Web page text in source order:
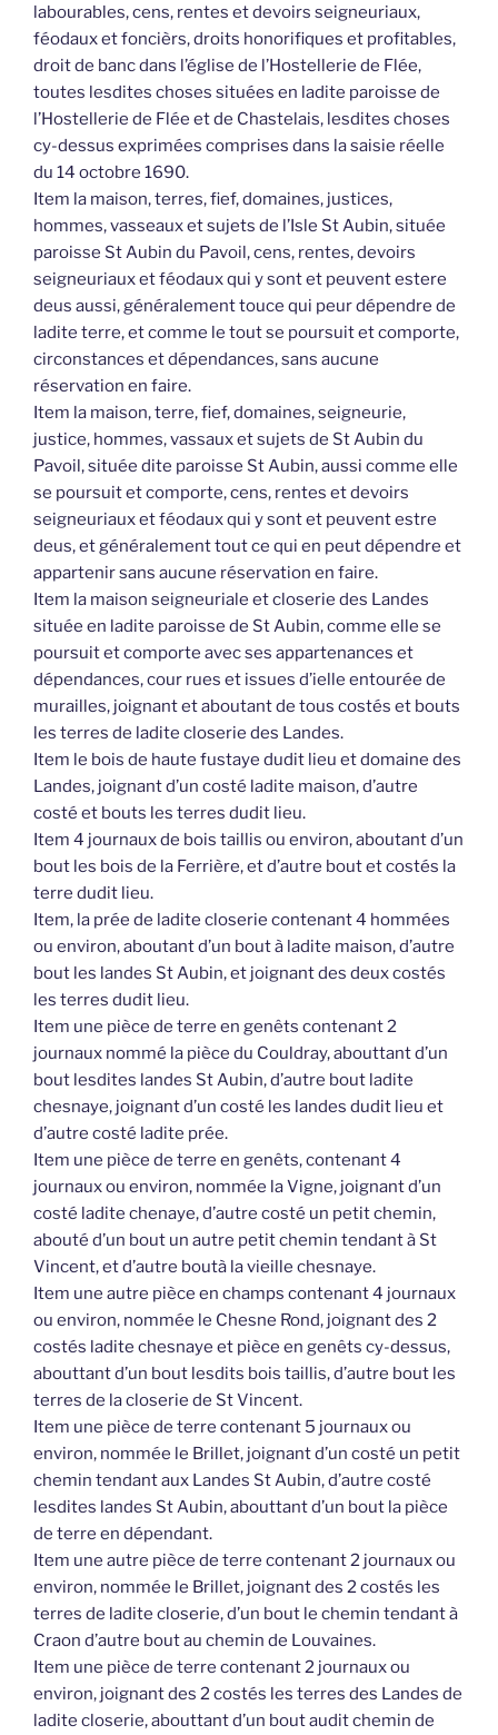
labourables, cens, rentes et devoirs seigneuriaux,
féodaux et foncièrs, droits honorifiques et profitables,
droit de banc dans l’église de l’Hostellerie de Flée,
toutes lesdites choses situées en ladite paroisse de
l’Hostellerie de Flée et de Chastelais, lesdites choses
cy-dessus exprimées comprises dans la saisie réelle
du 14 octobre 1690.
Item la maison, terres, fief, domaines, justices,
hommes, vasseaux et sujets de l’Isle St Aubin, située
paroisse St Aubin du Pavoil, cens, rentes, devoirs
seigneuriaux et féodaux qui y sont et peuvent estere
deus aussi, généralement touce qui peur dépendre de
ladite terre, et comme le tout se poursuit et comporte,
circonstances et dépendances, sans aucune
réservation en faire.
Item la maison, terre, fief, domaines, seigneurie,
justice, hommes, vassaux et sujets de St Aubin du
Pavoil, située dite paroisse St Aubin, aussi comme elle
se poursuit et comporte, cens, rentes et devoirs
seigneuriaux et féodaux qui y sont et peuvent estre
deus, et généralement tout ce qui en peut dépendre et
appartenir sans aucune réservation en faire.
Item la maison seigneuriale et closerie des Landes
située en ladite paroisse de St Aubin, comme elle se
poursuit et comporte avec ses appartenances et
dépendances, cour rues et issues d’ielle entourée de
murailles, joignant et aboutant de tous costés et bouts
les terres de ladite closerie des Landes.
Item le bois de haute fustaye dudit lieu et domaine des
Landes, joignant d’un costé ladite maison, d’autre
costé et bouts les terres dudit lieu.
Item 4 journaux de bois taillis ou environ, aboutant d’un
bout les bois de la Ferrière, et d’autre bout et costés la
terre dudit lieu.
Item, la prée de ladite closerie contenant 4 hommées
ou environ, aboutant d’un bout à ladite maison, d’autre
bout les landes St Aubin, et joignant des deux costés
les terres dudit lieu.
Item une pièce de terre en genêts contenant 2
journaux nommé la pièce du Couldray, abouttant d’un
bout lesdites landes St Aubin, d’autre bout ladite
chesnaye, joignant d’un costé les landes dudit lieu et
d’autre costé ladite prée.
Item une pièce de terre en genêts, contenant 4
journaux ou environ, nommée la Vigne, joignant d’un
costé ladite chenaye, d’autre costé un petit chemin,
abouté d’un bout un autre petit chemin tendant à St
Vincent, et d’autre boutà la vieille chesnaye.
Item une autre pièce en champs contenant 4 journaux
ou environ, nommée le Chesne Rond, joignant des 2
costés ladite chesnaye et pièce en genêts cy-dessus,
abouttant d’un bout lesdits bois taillis, d’autre bout les
terres de la closerie de St Vincent.
Item une pièce de terre contenant 5 journaux ou
environ, nommée le Brillet, joignant d’un costé un petit
chemin tendant aux Landes St Aubin, d’autre costé
lesdites landes St Aubin, abouttant d’un bout la pièce
de terre en dépendant.
Item une autre pièce de terre contenant 2 journaux ou
environ, nommée le Brillet, joignant des 2 costés les
terres de ladite closerie, d’un bout le chemin tendant à
Craon d’autre bout au chemin de Louvaines.
Item une pièce de terre contenant 2 journaux ou
environ, joignant des 2 costés les terres des Landes de
ladite closerie, abouttant d’un bout audit chemin de